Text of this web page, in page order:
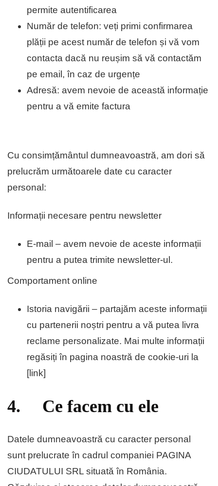
permite autentificarea
Număr de telefon: veți primi confirmarea
plății pe acest număr de telefon și vă vom
contacta dacă nu reușim să vă contactăm
pe email, în caz de urgențe
Adresă: avem nevoie de această informație
pentru a vă emite factura
Cu consimțământul dumneavoastră, am dori să
prelucrăm următoarele date cu caracter
personal:
Informații necesare pentru newsletter
E-mail – avem nevoie de aceste informații
pentru a putea trimite newsletter-ul.
Comportament online
Istoria navigării – partajăm aceste informații
cu partenerii noștri pentru a vă putea livra
reclame personalizate. Mai multe informații
regăsiți în pagina noastră de cookie-uri la
[link]
4. Ce facem cu ele
Datele dumneavoastră cu caracter personal
sunt prelucrate în cadrul companiei PAGINA
CIUDATULUI SRL situată în România.